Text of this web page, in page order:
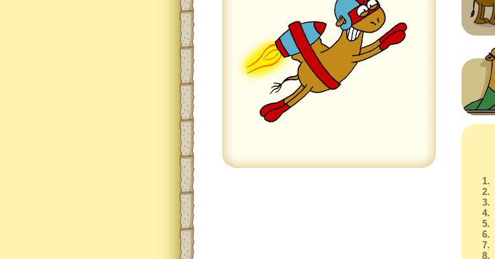
1.
2.
3.
4.
5.
6.
7.
8.